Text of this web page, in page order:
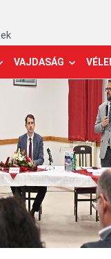
VAJDASÁG